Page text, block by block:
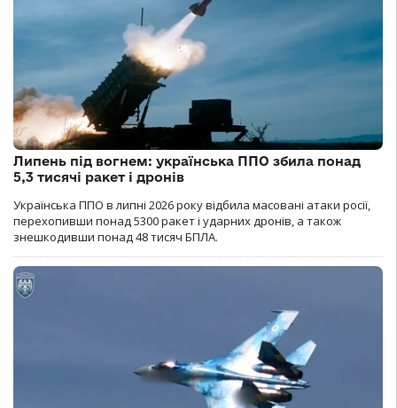
Липень під вогнем: українська ППО збила понад
5,3 тисячі ракет і дронів
Українська ППО в липні 2026 року відбила масовані атаки росії,
перехопивши понад 5300 ракет і ударних дронів, а також
знешкодивши понад 48 тисяч БПЛА.